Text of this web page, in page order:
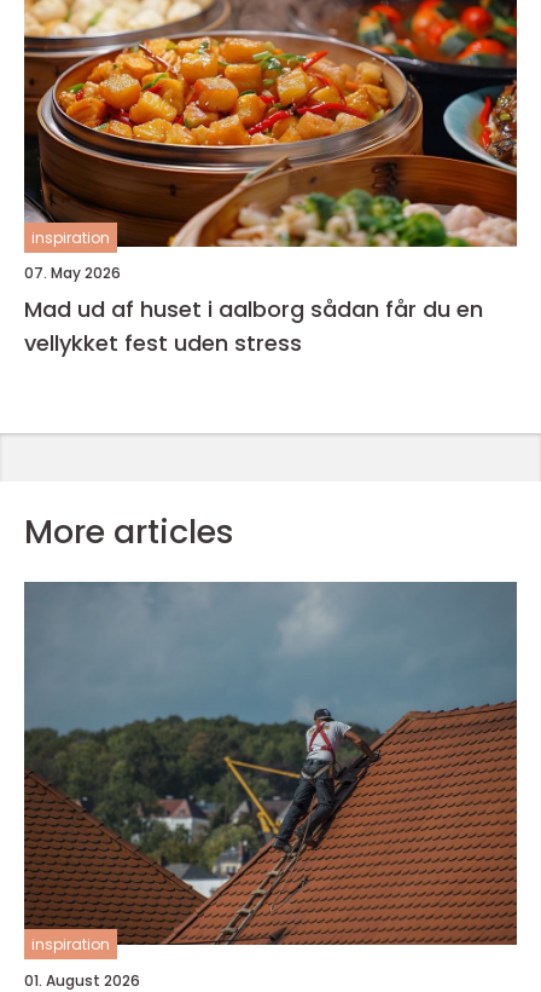
inspiration
07. May 2026
Mad ud af huset i aalborg sådan får du en
vellykket fest uden stress
More articles
inspiration
01. August 2026